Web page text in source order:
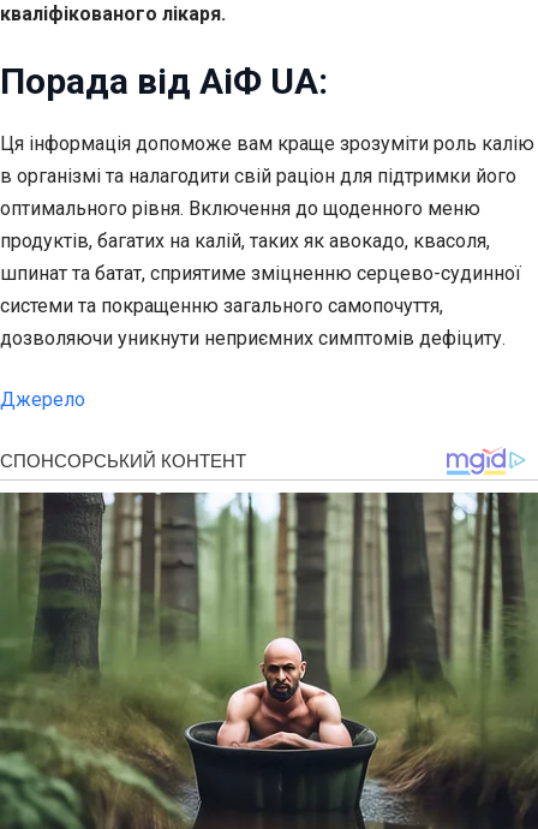
кваліфікованого лікаря.
Порада від АіФ UA:
Ця інформація допоможе вам краще зрозуміти роль калію
в організмі та налагодити свій раціон для підтримки його
оптимального рівня. Включення до щоденного меню
продуктів, багатих на калій, таких як авокадо, квасоля,
шпинат та батат, сприятиме зміцненню серцево-судинної
системи та покращенню загального самопочуття,
дозволяючи уникнути неприємних симптомів дефіциту.
Джерело